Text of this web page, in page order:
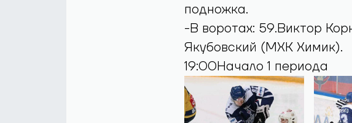
подножка.
-В воротах: 59.Виктор
Якубовский (МХК Химик).
19:00Начало 1 периода